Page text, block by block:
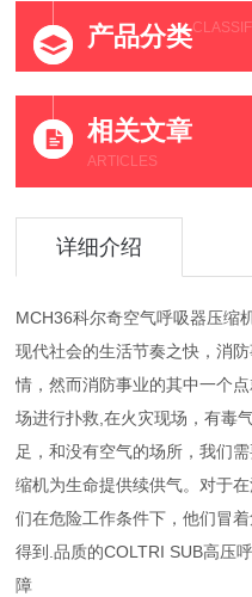
产品分类
相关文章
ARTICLES
详细介绍
MCH36科尔奇空气呼吸器压缩
现代社会的生活节奏之快，消
情，然而消防事业的其中一个
场进行扑救,在火灾现场，有毒
足，和没有空气的场所，我们
缩机为生命提供续供气。对于
们在危险工作条件下，他们冒
得到.品质的COLTRI SUB高压
障